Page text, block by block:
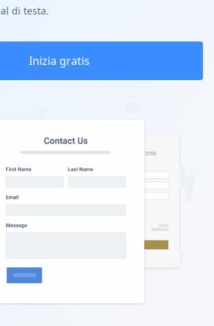
di testa.
Inizia gratis